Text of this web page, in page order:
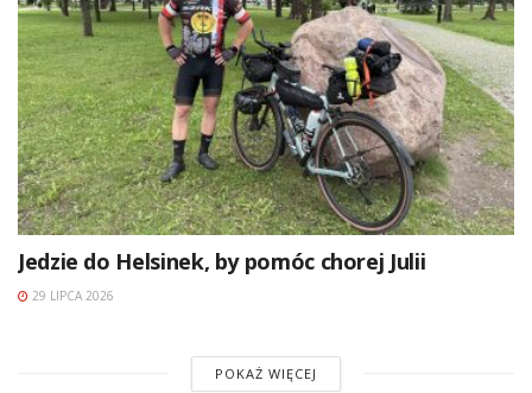
Jedzie do Helsinek, by pomóc chorej Julii
29 LIPCA 2026
POKAŻ WIĘCEJ